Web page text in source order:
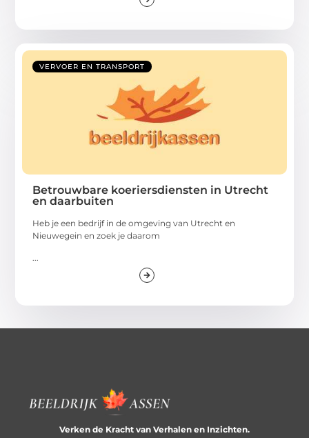
VERVOER EN TRANSPORT
Betrouwbare koeriersdiensten in Utrecht
en daarbuiten
Heb je een bedrijf in de omgeving van Utrecht en
Nieuwegein en zoek je daarom
...
Verken de Kracht van Verhalen en Inzichten.